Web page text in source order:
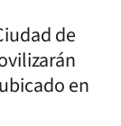
de
en